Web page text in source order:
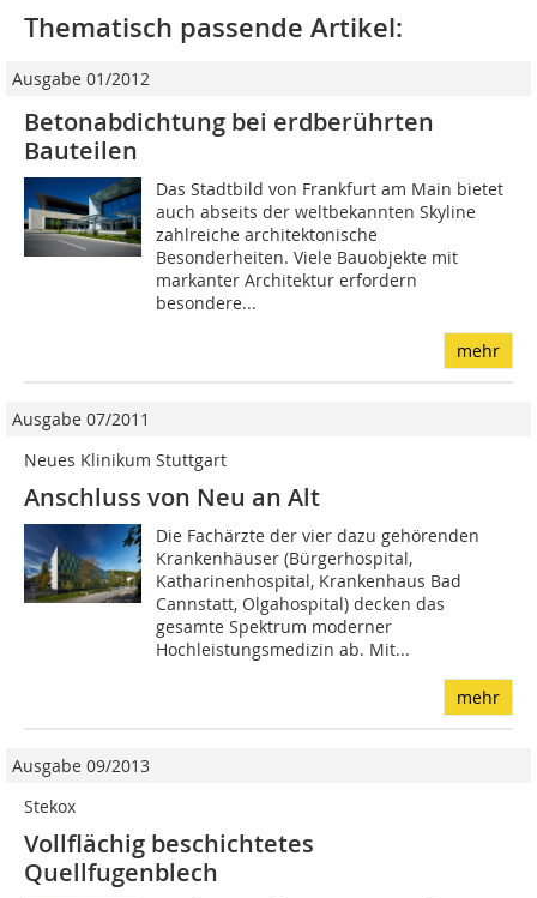
Thematisch passende Artikel:
Ausgabe 01/2012
Betonabdichtung bei erdberührten
Bauteilen
Das Stadtbild von Frankfurt am Main bietet
auch abseits der weltbekannten Skyline
zahlreiche archi­tektonische
Besonderheiten. Viele Bauobjekte mit
markanter Architektur erfordern
besondere...
mehr
Ausgabe 07/2011
Neues Klinikum Stuttgart
Anschluss von Neu an Alt
Die Fachärzte der vier dazu gehörenden
Krankenhäuser (Bürgerhospital,
Katharinenhospital, Krankenhaus Bad
Cannstatt, Olgahospital) decken das
gesamte Spektrum moderner
Hochleistungsmedizin ab. Mit...
mehr
Ausgabe 09/2013
Stekox
Vollflächig beschichtetes
Quellfugenblech